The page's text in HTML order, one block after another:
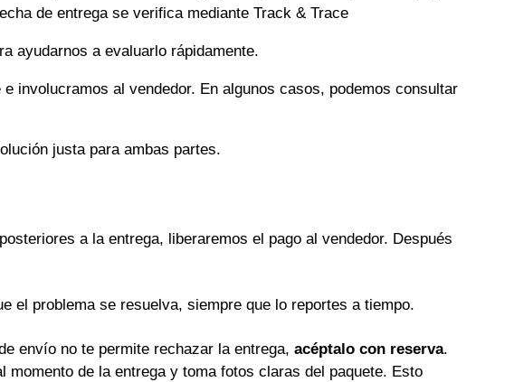
de entrega se verifica mediante Track & Trace
ayudarnos a evaluarlo rápidamente.
involucramos al vendedor. En algunos casos, podemos consultar
justa para ambas partes.
a la entrega, liberaremos el pago al vendedor. Después
el problema se resuelva, siempre que lo reportes a tiempo.
envío no te permite rechazar la entrega, acéptalo con reserva.
momento de la entrega y toma fotos claras del paquete. Esto